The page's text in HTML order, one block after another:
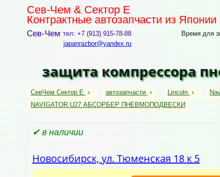
Сев-Чем & Сектор Е
Контрактные автозапчасти из Японии
Сев-Чем тел: +7 (913) 915-78-88
japanrazbor@yandex.ru
Время для
защита компрессора
СевЧем Сектор Е › автозапчасти › Lincoln ›
NAVIGATOR U27 АБСОРБЕР ПНЕВМОПОДВЕСКИ
✔ в наличии
Новосибирск, ул. Тюменская 18 к 5